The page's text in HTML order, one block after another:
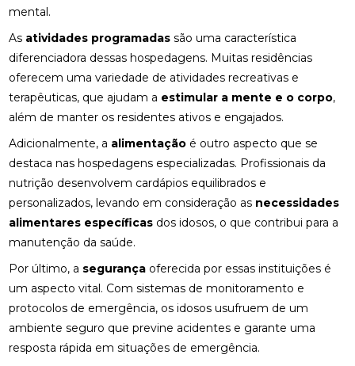
mental.
As atividades programadas são uma característica
diferenciadora dessas hospedagens. Muitas residências
oferecem uma variedade de atividades recreativas e
terapêuticas, que ajudam a estimular a mente e o corpo,
além de manter os residentes ativos e engajados.
Adicionalmente, a alimentação é outro aspecto que se
destaca nas hospedagens especializadas. Profissionais da
nutrição desenvolvem cardápios equilibrados e
personalizados, levando em consideração as necessidades
alimentares específicas dos idosos, o que contribui para a
manutenção da saúde.
Por último, a segurança oferecida por essas instituições é
um aspecto vital. Com sistemas de monitoramento e
protocolos de emergência, os idosos usufruem de um
ambiente seguro que previne acidentes e garante uma
resposta rápida em situações de emergência.